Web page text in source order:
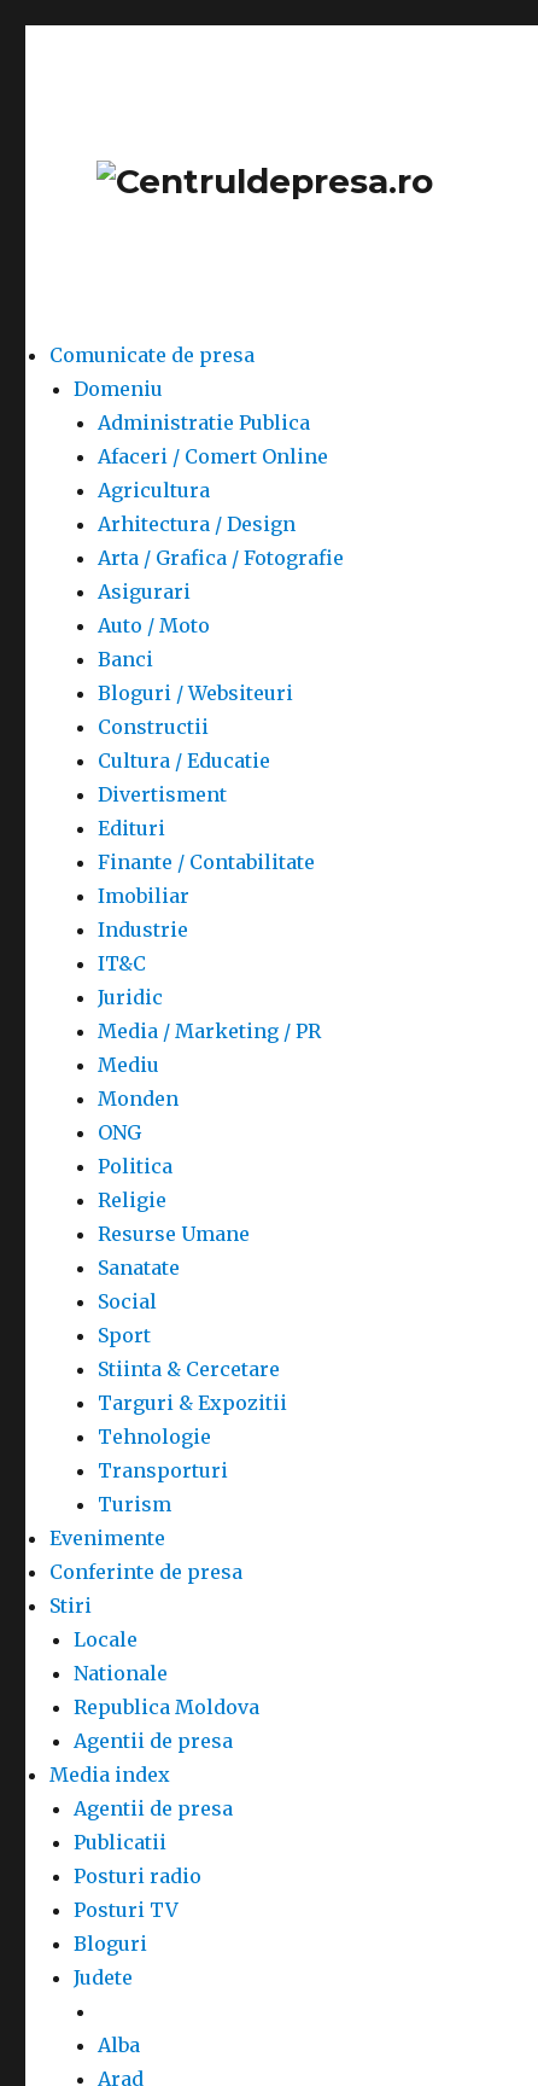
Comunicate de presa
Domeniu
Administratie Publica
Afaceri / Comert Online
Agricultura
Arhitectura / Design
Arta / Grafica / Fotografie
Asigurari
Auto / Moto
Banci
Bloguri / Websiteuri
Constructii
Cultura / Educatie
Divertisment
Edituri
Finante / Contabilitate
Imobiliar
Industrie
IT&C
Juridic
Media / Marketing / PR
Mediu
Monden
ONG
Politica
Religie
Resurse Umane
Sanatate
Social
Sport
Stiinta & Cercetare
Targuri & Expozitii
Tehnologie
Transporturi
Turism
Evenimente
Conferinte de presa
Stiri
Locale
Nationale
Republica Moldova
Agentii de presa
Media index
Agentii de presa
Publicatii
Posturi radio
Posturi TV
Bloguri
Judete
Alba
Arad